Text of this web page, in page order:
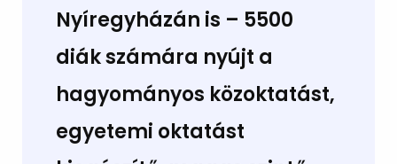
Nyíregyházán is – 5500
diák számára nyújt a
hagyományos közoktatást,
egyetemi oktatást